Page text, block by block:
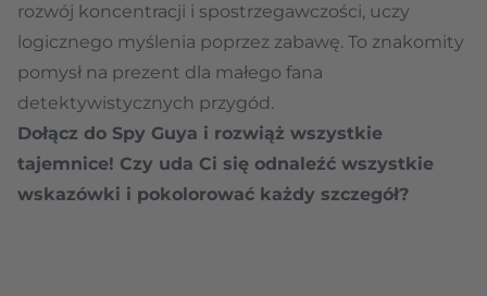
rozwój koncentracji i spostrzegawczości, uczy
logicznego myślenia poprzez zabawę. To znakomity
pomysł na prezent dla małego fana
detektywistycznych przygód.
Dołącz do Spy Guya i rozwiąż wszystkie
tajemnice! Czy uda Ci się odnaleźć wszystkie
wskazówki i pokolorować każdy szczegół?